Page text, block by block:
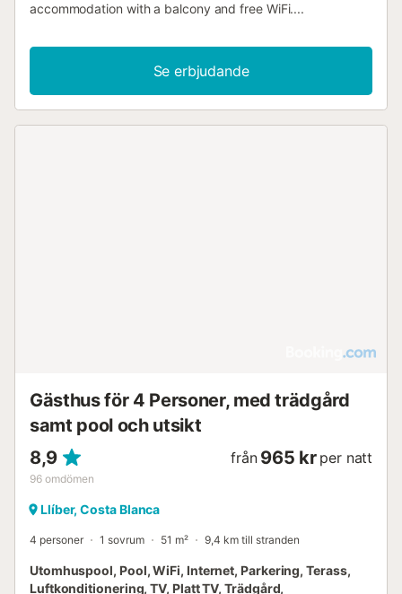
accommodation with a balcony and free WiFi....
Se erbjudande
Gästhus för 4 Personer, med trädgård
samt pool och utsikt
8,9
96 omdömen
från 965 kr per natt
Llíber, Costa Blanca
4 personer 1 sovrum 51 m² 9,4 km till stranden
Utomhuspool, Pool, WiFi, Internet, Parkering, Terass,
Luftkonditionering, TV, Platt TV, Trädgård,